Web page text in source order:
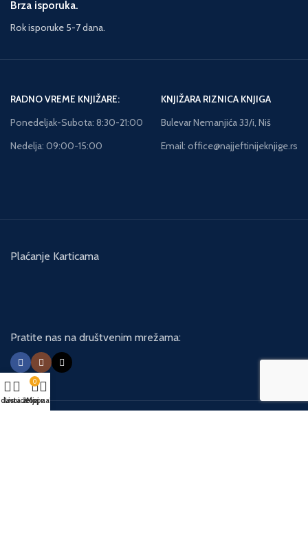
Brza isporuka.
Rok isporuke 5-7 dana.
RADNO VREME KNJIŽARE:
Ponedeljak-Subota: 8:30-21:00
Nedelja: 09:00-15:00
KNJIŽARA RIZNICA KNJIGA
Bulevar Nemanjića 33/i, Niš
Email: office@najjeftinijeknjige.rs
Plaćanje Karticama
Pratite nas na društvenim mrežama:
Lista želja
0
Korpa
Moj nalog